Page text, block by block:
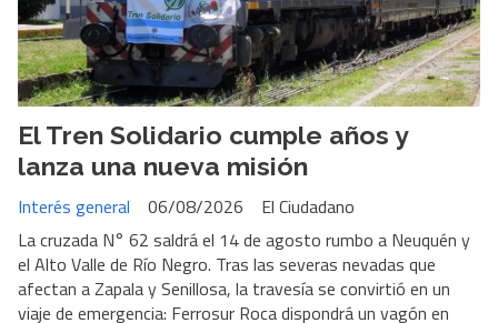
El Tren Solidario cumple años y
lanza una nueva misión
El Ciudadano
Interés general
06/08/2026
La cruzada N° 62 saldrá el 14 de agosto rumbo a Neuquén y
el Alto Valle de Río Negro. Tras las severas nevadas que
afectan a Zapala y Senillosa, la travesía se convirtió en un
viaje de emergencia: Ferrosur Roca dispondrá un vagón en